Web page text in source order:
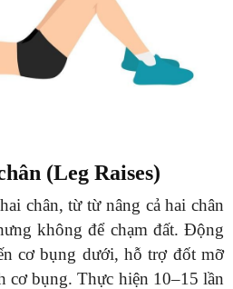
(Leg Raises)
chân, từ từ nâng cả hai chân
không để chạm đất. Động
cơ bụng dưới, hỗ trợ đốt mỡ
cơ bụng. Thực hiện 10–15 lần